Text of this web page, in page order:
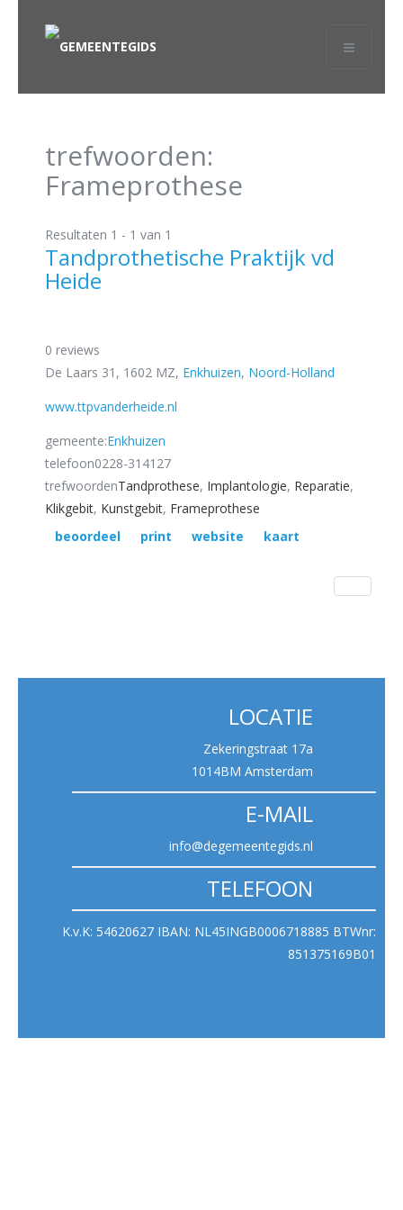
trefwoorden:
Frameprothese
Resultaten 1 - 1 van 1
Tandprothetische Praktijk vd
Heide
0 reviews
De Laars 31, 1602 MZ, Enkhuizen, Noord-Holland
www.ttpvanderheide.nl
gemeente:Enkhuizen
telefoon0228-314127
trefwoordenTandprothese, Implantologie, Reparatie,
Klikgebit, Kunstgebit, Frameprothese
beoordeel
print website kaart
LOCATIE
Zekeringstraat 17a
1014BM Amsterdam
E-MAIL
info@degemeentegids.nl
TELEFOON
K.v.K: 54620627 IBAN: NL45INGB0006718885 BTWnr:
851375169B01